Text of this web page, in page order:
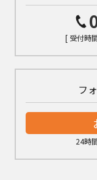
[ 受付時
フ
24時